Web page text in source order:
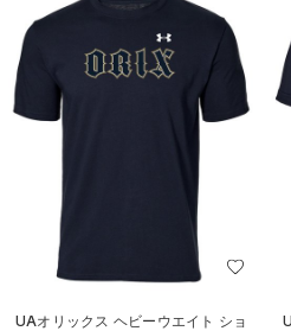
UAオリックス ヘビーウエイト ショ